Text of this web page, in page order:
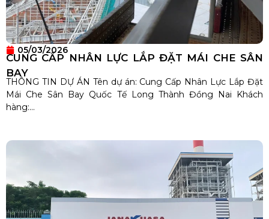
05/03/2026
CUNG CẤP NHÂN LỰC LẮP ĐẶT MÁI CHE SÂN
BAY
THÔNG TIN DỰ ÁN Tên dự án: Cung Cấp Nhân Lực Lắp Đặt
Mái Che Sân Bay Quốc Tế Long Thành Đồng Nai Khách
hàng:...